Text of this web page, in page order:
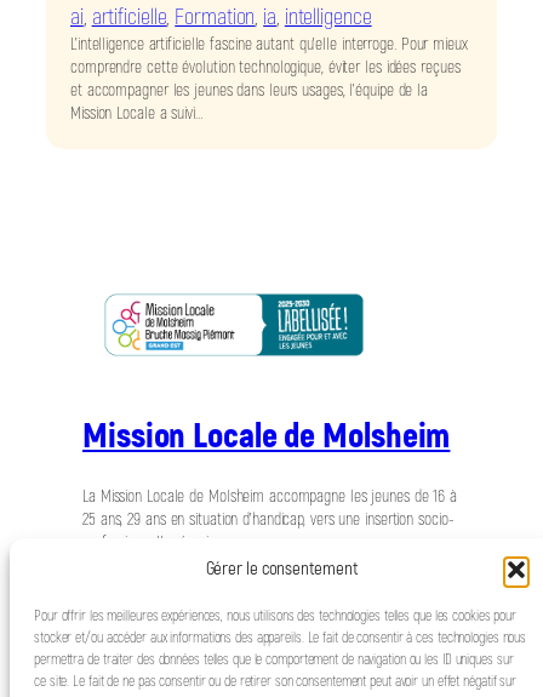
Gérer le consentement
Pour offrir les meilleures expériences, nous utilisons des technologies telles que les cookies pour
stocker et/ou accéder aux informations des appareils. Le fait de consentir à ces technologies nous
permettra de traiter des données telles que le comportement de navigation ou les ID uniques sur
ce site. Le fait de ne pas consentir ou de retirer son consentement peut avoir un effet négatif sur
ai, artificielle, Formation, ia, intelligence
L’intelligence artificielle fascine autant qu’elle interroge. Pour mieux
comprendre cette évolution technologique, éviter les idées reçues
et accompagner les jeunes dans leurs usages, l’équipe de la
Mission Locale a suivi…
Mission Locale de Molsheim
La Mission Locale de Molsheim accompagne les jeunes de 16 à
25 ans, 29 ans en situation d’handicap, vers une insertion socio-
professionnelle réussie.